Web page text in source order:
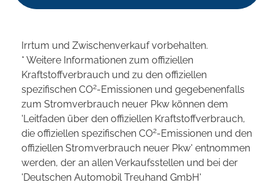
Irrtum und Zwischenverkauf vorbehalten.
* Weitere Informationen zum offiziellen
Kraftstoffverbrauch und zu den offiziellen
spezifischen CO2-Emissionen und gegebenenfalls
zum Stromverbrauch neuer Pkw können dem
'Leitfaden über den offiziellen Kraftstoffverbrauch,
die offiziellen spezifischen CO2-Emissionen und den
offiziellen Stromverbrauch neuer Pkw' entnommen
werden, der an allen Verkaufsstellen und bei der
'Deutschen Automobil Treuhand GmbH'